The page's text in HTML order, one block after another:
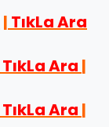
| TıkLa Ara
TıkLa Ara |
TıkLa Ara |